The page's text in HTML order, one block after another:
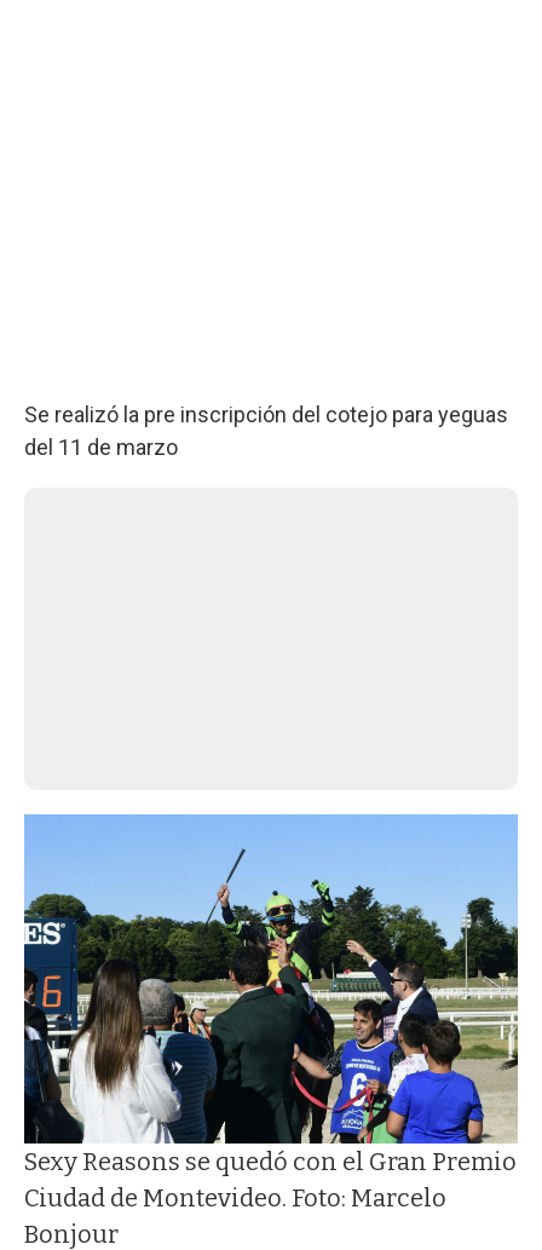
Se realizó la pre inscripción del cotejo para yeguas
del 11 de marzo
Sexy Reasons se quedó con el Gran Premio
Ciudad de Montevideo. Foto: Marcelo
Bonjour